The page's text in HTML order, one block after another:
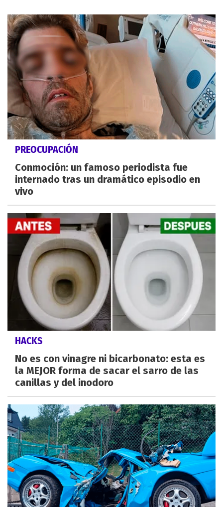
PREOCUPACIÓN
Conmoción: un famoso periodista fue
internado tras un dramático episodio en
vivo
HACKS
No es con vinagre ni bicarbonato: esta es
la MEJOR forma de sacar el sarro de las
canillas y del inodoro